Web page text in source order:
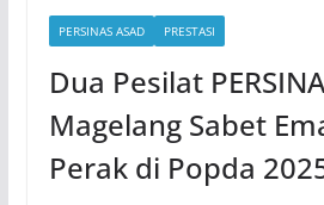
PERSINAS ASAD PRESTASI
Dua Pesilat
Magelang Sabet
Perak di Popda